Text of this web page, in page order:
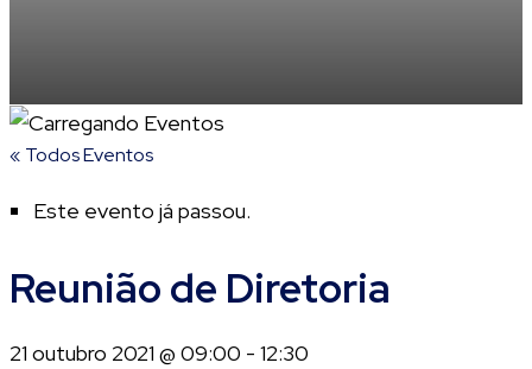
« Todos Eventos
Este evento já passou.
Reunião de Diretoria
21 outubro 2021 @ 09:00 - 12:30